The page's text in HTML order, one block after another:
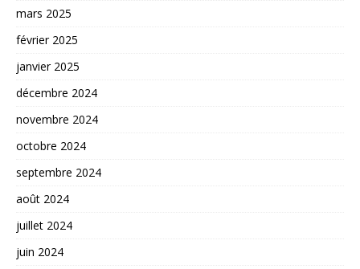
mars 2025
février 2025
janvier 2025
décembre 2024
novembre 2024
octobre 2024
septembre 2024
août 2024
juillet 2024
juin 2024